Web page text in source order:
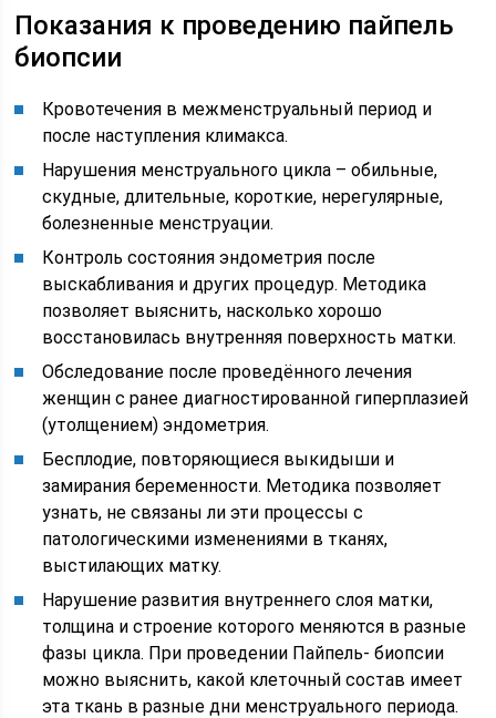
Показания к проведению пайпель
биопсии
Кровотечения в межменструальный период и
после наступления климакса.
Нарушения менструального цикла – обильные,
скудные, длительные, короткие, нерегулярные,
болезненные менструации.
Контроль состояния эндометрия после
выскабливания и других процедур. Методика
позволяет выяснить, насколько хорошо
восстановилась внутренняя поверхность матки.
Обследование после проведённого лечения
женщин с ранее диагностированной гиперплазией
(утолщением) эндометрия.
Бесплодие, повторяющиеся выкидыши и
замирания беременности. Методика позволяет
узнать, не связаны ли эти процессы с
патологическими изменениями в тканях,
выстилающих матку.
Нарушение развития внутреннего слоя матки,
толщина и строение которого меняются в разные
фазы цикла. При проведении Пайпель- биопсии
можно выяснить, какой клеточный состав имеет
эта ткань в разные дни менструального периода.